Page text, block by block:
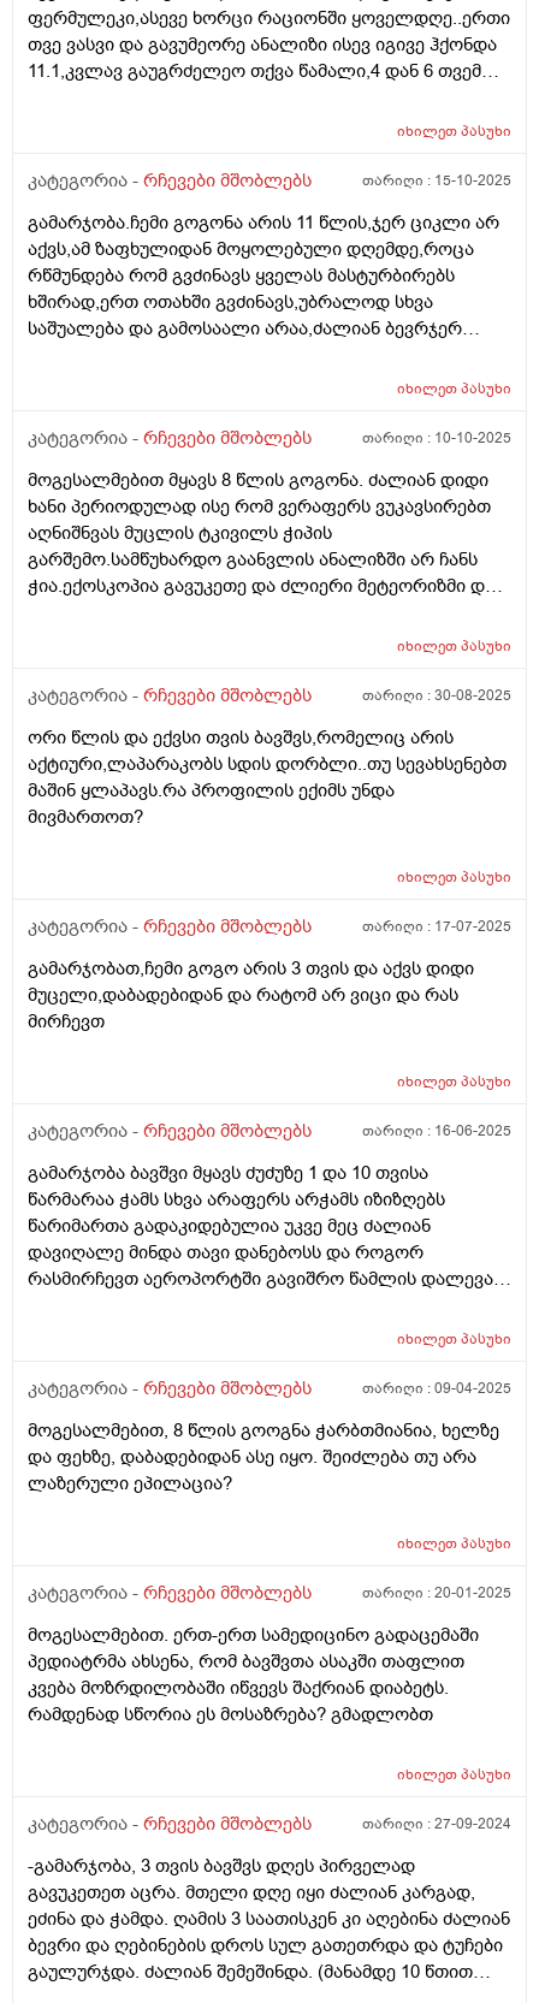
ფერმულეკი,ასევე ხორცი რაციონში ყოველდღე..ერთი
თვე ვასვი და გავუმეორე ანალიზი ისევ იგივე ჰქონდა
11.1,კვლავ გაუგრძელეო თქვა წამალი,4 დან 6 თვემდე
ხან. სვავს ხან არა,..მართლა დაბალია 11.1იხილეთპასუხი
კატეგორია - რჩევები მშობლებს თარიღი : 15-10-2025
გამარჯობა.ჩემი გოგონა არის 11 წლის,ჯერ ციკლი არ
აქვს,ამ ზაფხულიდან მოყოლებული დღემდე,როცა
რწმუნდება რომ გვძინავს ყველას მასტურბირებს
ხშირად,ერთ ოთახში გვძინავს,უბრალოდ სხვა
საშუალება და გამოსაალი არაა,ძალიან ბევრჯერ
ყვირილზე გადავედი,არასასიამოვნოა მისი ეს ქცევა..
იხილეთპასუხი
კატეგორია - რჩევები მშობლებს თარიღი : 10-10-2025
მოგესალმებით მყავს 8 წლის გოგონა. ძალიან დიდი
ხანი პერიოდულად ისე რომ ვერაფერს ვუკავსირებთ
აღნიშნვას მუცლის ტკივილს ჭიპის
გარშემო.სამწუხარდო გაანვლის ანალიზში არ ჩანს
ჭია.ექოსკოპია გავუკეთე და ძლიერი მეტეორიზმი და
კვებით იკვებება ნორმალურად. იქნებ მირჩიოთ რა
სპეციალისტს მივმართო.
იხილეთპასუხი
კატეგორია - რჩევები მშობლებს თარიღი :30-08-2025
ორი წლის და ექვსი თვის ბავშვს,რომელიც არის
აქტიური,ლაპარაკობს სდის დორბლი..თუ სევახსენებთ
მაშინ ყლაპავს.რა პროფილის ექიმს უნდა
მივმართოთ?
იხილეთპასუხი
კატეგორია - რჩევები მშობლებს თარიღი : 17-07-2025
გამარჯობათ,ჩემი გოგო არის 3 თვის და აქვს დიდი
მუცელი,დაბადებიდან და რატომ არ ვიცი და რას
მირჩევთ
იხილეთპასუხი
კატეგორია - რჩევები მშობლებს თარიღი : 16-06-2025
გამარჯობა ბავშვი მყავს ძუძუზე 1 და 10 თვისა
წარმარაა ჭამს სხვა არაფერს არჭამს იზიზღებს
წარიმართა გადაკიდებულია უკვე მეც ძალიან
დავიღალე მინდა თავი დანებოსს და როგორ
რასმირჩევთ აეროპორტში გავიშრო წამლის დალევას
იხილეთპასუხი
კატეგორია - რჩევები მშობლებს თარიღი :09-04-2025
მოგესალმებით, 8 წლის გოოგნა ჭარბთმიანია, ხელზე
და ფეხზე, დაბადებიდან ასე იყო. შეიძლება თუ არა
ლაზერული ეპილაცია?
იხილეთპასუხი
კატეგორია - რჩევები მშობლებს თარიღი :20-01-2025
მოგესალმებით. ერთ-ერთ სამედიცინო გადაცემაში
პედიატრმა ახსენა, რომ ბავშვთა ასაკში თაფლით
კვება მოზრდილობაში იწვევს შაქრიან დიაბეტს.
რამდენად სწორია ეს მოსაზრება? გმადლობთ
იხილეთპასუხი
კატეგორია - რჩევები მშობლებს თარიღი :27-09-2024
-გამარჯობა, 3 თვის ბავშვს დღეს პირველად
გავუკეთეთ აცრა. მთელი დღე იყი ძალიან კარგად,
ეძინა და ჭამდა. ღამის 3 საათისკენ კი აღებინა ძალიან
ბევრი და ღებინების დროს სულ გათეთრდა და ტუჩები
გაულურჯდა. ძალიან შემეშინდა. (მანამდე 10 წთით